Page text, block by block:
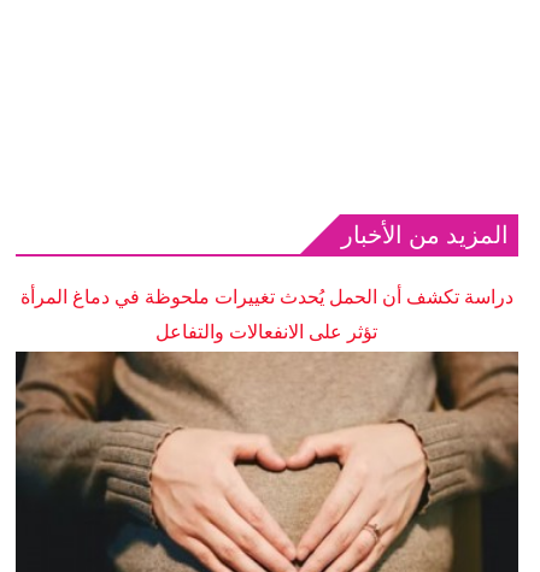
المزيد من الأخبار
دراسة تكشف أن الحمل يُحدث تغييرات ملحوظة في دماغ المرأة
تؤثر على الانفعالات والتفاعل